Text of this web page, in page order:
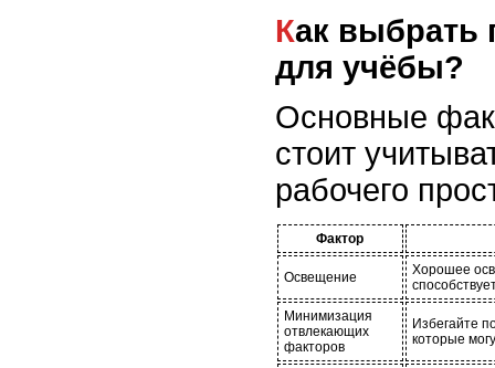
Как выбрать подходящее место
для учёбы?
Основные
стоит
рабочего
Фактор
Освещение
Хорошее
Минимизация
отвлекающих
факторов
Избегайте
которые